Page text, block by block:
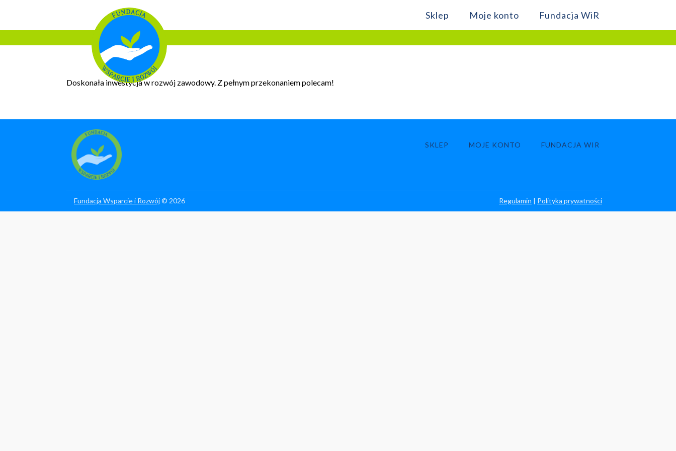
Sklep Moje konto Fundacja WiR
Doskonała inwestycja w rozwój zawodowy. Z pełnym przekonaniem polecam!
SKLEP MOJE KONTO FUNDACJA WIR
Fundacja Wsparcie i Rozwój© 2026 Regulamin | Polityka prywatności